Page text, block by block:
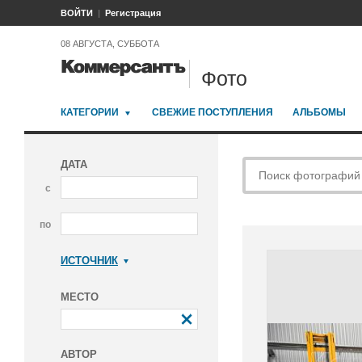
ВОЙТИ Регистрация
08 АВГУСТА, СУББОТА
Фото
КАТЕГОРИИ СВЕЖИЕ ПОСТУПЛЕНИЯ АЛЬБОМЫ
ДАТА
с
по
ИСТОЧНИК
МЕСТО
АВТОР